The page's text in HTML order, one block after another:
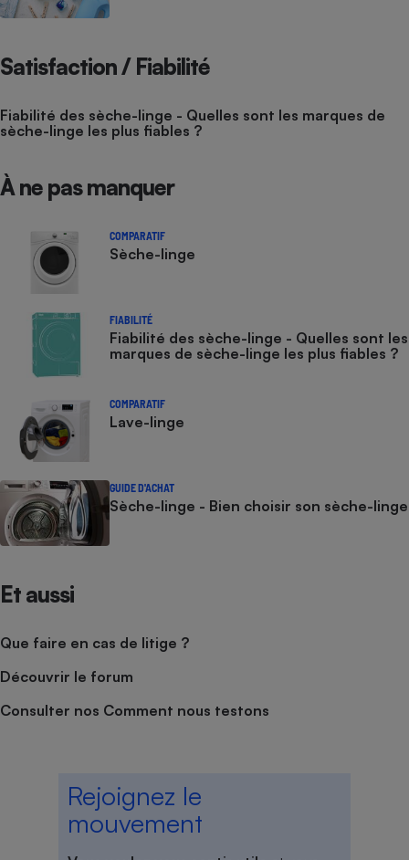
Satisfaction / Fiabilité
Fiabilité des sèche-linge - Quelles sont les marques de
sèche-linge les plus fiables ?
À ne pas manquer
COMPARATIF
Sèche-linge
FIABILITÉ
Fiabilité des sèche-linge - Quelles sont les
marques de sèche-linge les plus fiables ?
COMPARATIF
Lave-linge
GUIDE D'ACHAT
Sèche-linge - Bien choisir son sèche-linge
Et aussi
Que faire en cas de litige ?
Découvrir le forum
Consulter nos Comment nous testons
Rejoignez le
mouvement